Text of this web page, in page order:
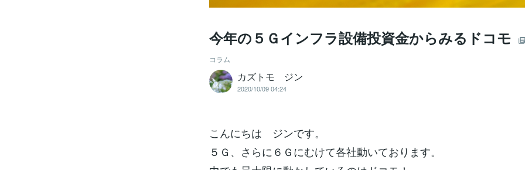
今年の５Ｇインフラ設備投資金からみるドコモ
コラム
カズトモ ジン
2020/10/09 04:24
こんにちは ジンです。
５Ｇ、さらに６Ｇにむけて各社動いております。